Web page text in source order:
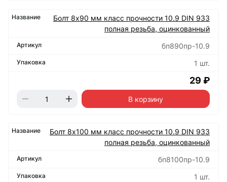
Болт 8х90 мм класс прочности 10.9 DIN 933
полная резьба, оцинкованный
бп890пр-10.9
1 шт.
29 ₽
В корзину
Болт 8х100 мм класс прочности 10.9 DIN 933
полная резьба, оцинкованный
бп8100пр-10.9
1 шт.